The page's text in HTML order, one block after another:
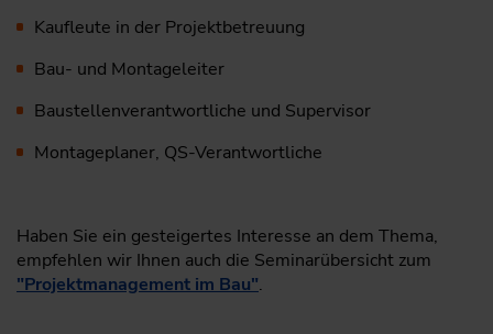
Kaufleute in der Projektbetreuung
Bau- und Montageleiter
Baustellenverantwortliche und Supervisor
Montageplaner, QS-Verantwortliche
Haben Sie ein gesteigertes Interesse an dem Thema,
empfehlen wir Ihnen auch die Seminarübersicht zum
"Projektmanagement im Bau".